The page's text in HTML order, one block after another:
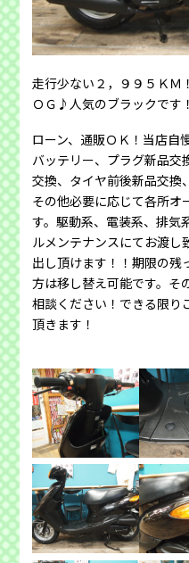
走行少ない２，９９５ＫＭ
ＯＧ♪人気のブラックです！
ローン、通販ＯＫ！当店自
バッテリー、プラグ新品交
交換、タイヤ前後新品交換
その他必要に応じて各所オ
す。駆動系、電装系、排気
ルメンテナンスにてお渡し
出し頂けます！！期限の残
方は移し替え可能です。そ
相談ください！できる限り
頂きます！